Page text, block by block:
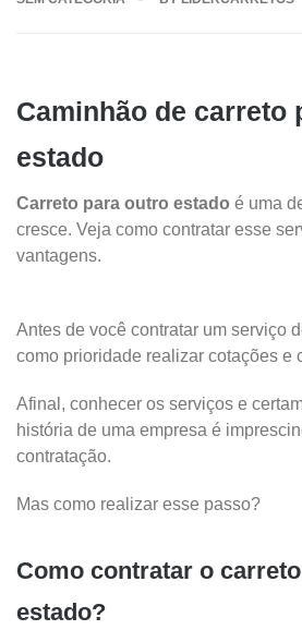
Caminhão de carreto
estado
Carreto para outro estado é uma
cresce. Veja como contratar esse
vantagens.
Antes de você contratar um serviço
como prioridade realizar cotações e
Afinal, conhecer os serviços e
história de uma empresa é
contratação.
Mas como realizar esse passo?
Como contratar o
estado?